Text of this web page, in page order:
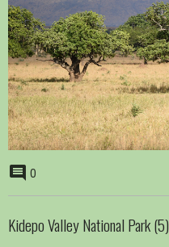
0
Kidepo Valley National Park (5)